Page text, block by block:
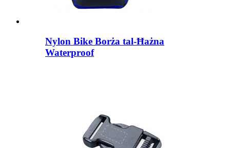
Nylon Bike Borża tal-Ħażna
Waterproof